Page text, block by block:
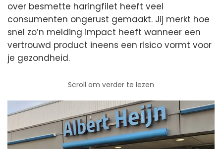
over besmette haringfilet heeft veel
consumenten ongerust gemaakt. Jij merkt hoe
snel zo’n melding impact heeft wanneer een
vertrouwd product ineens een risico vormt voor
je gezondheid.
Scroll om verder te lezen